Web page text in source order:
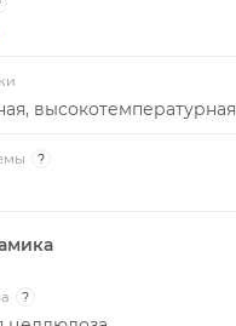
высокотемпературная
?
?